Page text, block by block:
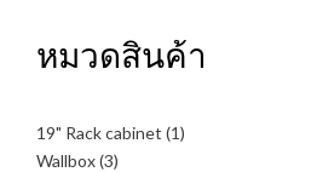
หมวดสินค้า
19" Rack cabinet 11
Wallbox 33